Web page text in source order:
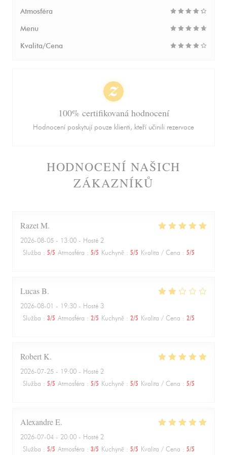
HODNOCENÍ NAŠICH
ZÁKAZNÍKŮ
RazetM
2026-08-05 - 13:00 - Hosté 2
Služba : 5/5 Atmosféra : 5/5 Kuchyně : 5/5 Kvalita / Cena : 5/5
LucasB
2026-08-01 - 19:30 - Hosté 3
Služba : 3/5 Atmosféra : 2/5 Kuchyně : 2/5 Kvalita / Cena : 2/5
Robert K
2026-07-25 - 19:00 - Hosté 2
Služba : 5/5 Atmosféra : 5/5 Kuchyně : 5/5 Kvalita / Cena : 5/5
AlexandreE
2026-07-04 - 20:00 - Hosté 2
Služba : 5/5 Atmosféra : 3/5 Kuchyně : 5/5 Kvalita / Cena : 5/5
Atmosféra
Menu
Kvalita/Cena
100% certifikovaná hodnocení
Hodnocení poskytují pouze klienti, kteří učinili rezervace